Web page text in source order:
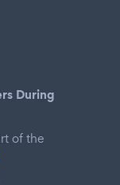
During
of the